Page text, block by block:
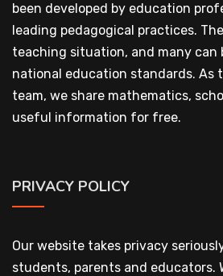
been developed by education
leading pedagogical practices.
teaching situation, and many can
national education standards. As
team, we share mathematics,
useful information for free.
PRIVACY POLICY
Our website takes privacy
students, parents and educators.